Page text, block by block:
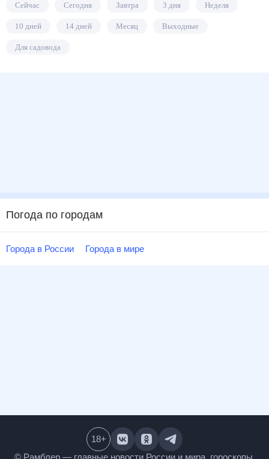
Сейчас Сегодня Завтра 3 дня Неделя
10 дней 14 дней Месяц Выходные
Для садовода
Погода по городам
Города в России Города в мире
18+